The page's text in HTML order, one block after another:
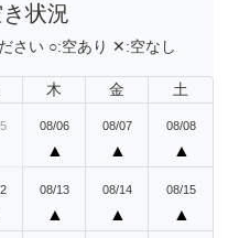
状況
さい ○:空あり ✕:空なし
木 金 土
08/06
▲
08/07
▲
08/08
▲
08/13
▲
08/14
▲
08/15
▲